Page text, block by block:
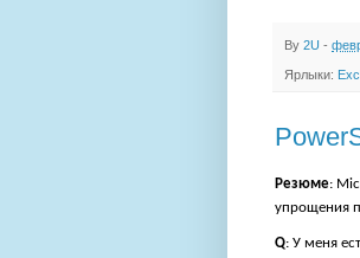
By 2U -
Ярлыки:
Резюме:
упрощения
Q: У меня